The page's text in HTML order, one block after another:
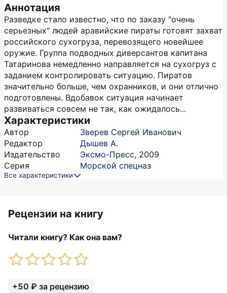
Аннотация
Разведке стало известно, что по заказу "очень
серьезных" людей аравийские пираты готовят захват
российского сухогруза, перевозящего новейшее
оружие. Группа подводных диверсантов капитана
Татаринова немедленно направляется на сухогруз с
заданием контролировать ситуацию. Пиратов
значительно больше, чем охранников, и они отлично
подготовлены. Вдобавок ситуация начинает
развиваться совсем не так, как ожидалось...
Характеристики
Автор
Зверев Сергей Иванович
Редактор
Дышев А.
Издательство
Эксмо-Пресс, 2009
Серия
Морской спецназ
Все характеристики
Рецензии на книгу
Читали книгу? Как она вам?
+50 ₽ за рецензию